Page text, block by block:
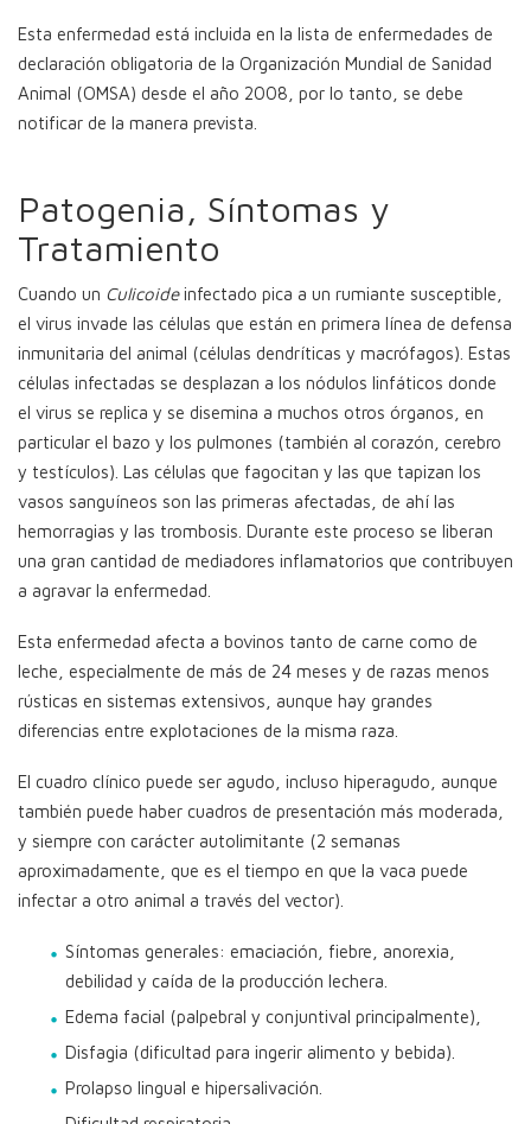
Esta enfermedad está incluida en la lista de enfermedades de
declaración obligatoria de la Organización Mundial de Sanidad
Animal (OMSA) desde el año 2008, por lo tanto, se debe
notificar de la manera prevista.
Patogenia, Síntomas y
Tratamiento
Cuando un Culicoideinfectado pica a un rumiante susceptible,
el virus invade las células que están en primera línea de defensa
inmunitaria del animal (células dendríticas y macrófagos). Estas
células infectadas se desplazan a los nódulos linfáticos donde
el virus se replica y se disemina a muchos otros órganos, en
particular el bazo y los pulmones (también al corazón, cerebro
y testículos). Las células que fagocitan y las que tapizan los
vasos sanguíneos son las primeras afectadas, de ahí las
hemorragias y las trombosis. Durante este proceso se liberan
una gran cantidad de mediadores inflamatorios que contribuyen
a agravar la enfermedad.
Esta enfermedad afecta a bovinos tanto de carne como de
leche, especialmente de más de 24 meses y de razas menos
rústicas en sistemas extensivos, aunque hay grandes
diferencias entre explotaciones de la misma raza.
El cuadro clínico puede ser agudo, incluso hiperagudo, aunque
también puede haber cuadros de presentación más moderada,
y siempre con carácter autolimitante (2 semanas
aproximadamente, que es el tiempo en que la vaca puede
infectar a otro animal a través del vector).
Síntomas generales: emaciación, fiebre, anorexia,
debilidad y caída de la producción lechera.
Edema facial (palpebral y conjuntival principalmente),
Disfagia (dificultad para ingerir alimento y bebida).
Prolapso lingual e hipersalivación.